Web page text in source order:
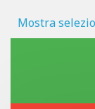
Partita
Copyright ©
Mostra
Archiviazione